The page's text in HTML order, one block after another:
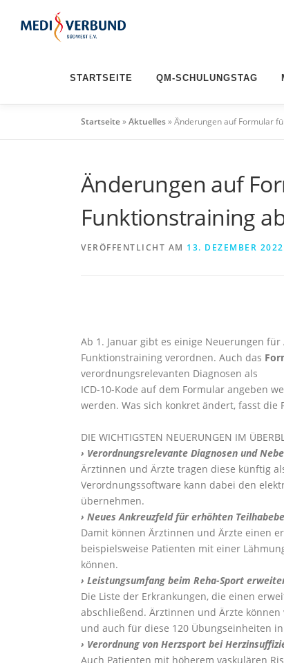
Inhalt
STARTSEITE QM-SCHULUNGSTAG
Startseite»Aktuelles»Änderungen auf Formular
Änderungen auf
Funktionstraining
VERÖFFENTLICHT AM 13. DEZEMBER 2022
Ab 1. Januar gibt es einige Neuerungen
Funktionstraining verordnen. Auch das
verordnungsrelevanten Diagnosen als
ICD-10-Kode auf dem Formular angeben
werden. Was sich konkret ändert, fasst die
DIE WICHTIGSTEN NEUERUNGEN IM
› Verordnungsrelevante Diagnosen und
Ärztinnen und Ärzte tragen diese künftig
Verordnungssoftware kann dabei den
übernehmen.
› Neues Ankreuzfeld für erhöhten
Damit können Ärztinnen und Ärzte einen
beispielsweise Patienten mit einer
können.
› Leistungsumfang beim Reha-Sport
Die Liste der Erkrankungen, die einen
abschließend. Ärztinnen und Ärzte
und auch für diese 120 Übungseinheiten
› Verordnung von Herzsport bei
Auch Patienten mit höherem vaskulären